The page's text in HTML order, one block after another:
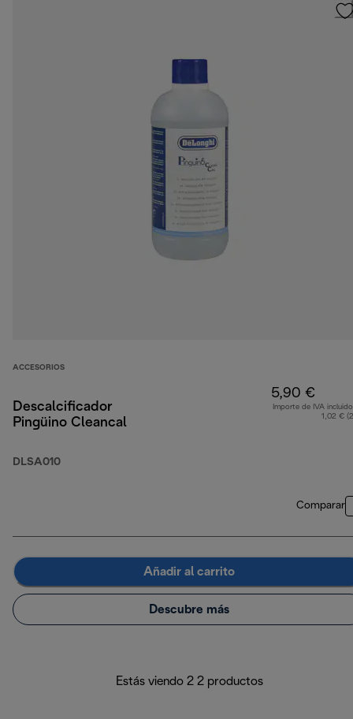
ACCESORIOS
Descalcificador
Pingüino Cleancal
DLSA010
5,90 €
Importe de IVA
1,02 €
Comparar
Añadir al carrito
Descubre más
Estás viendo 2 2 productos